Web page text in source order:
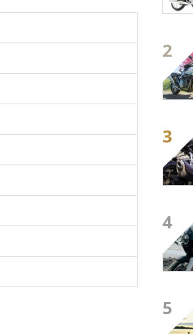
2
3
4
5